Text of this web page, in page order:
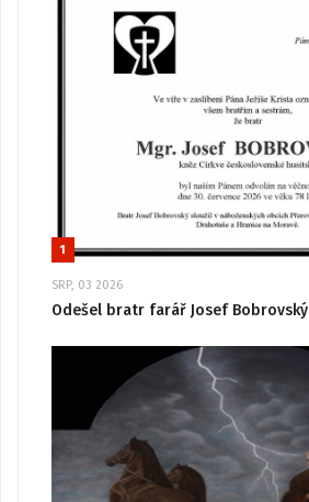
1
SRP, 03 2026
Odešel bratr farář Josef Bobrovský